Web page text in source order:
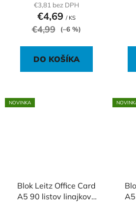
€3,81 bez DPH
€4,69 / KS
€4,99 (–6 %)
DO KOŠÍKA
NOVINKA
Blok Leitz Office Card
A5 90 listov linajkový